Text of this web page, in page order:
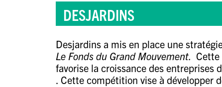
DESJARDINS
Desjardins a mis en place une
Le Fonds du Grand Mouvement. Cette
favorise la croissance des entreprises
. Cette compétition vise à développer